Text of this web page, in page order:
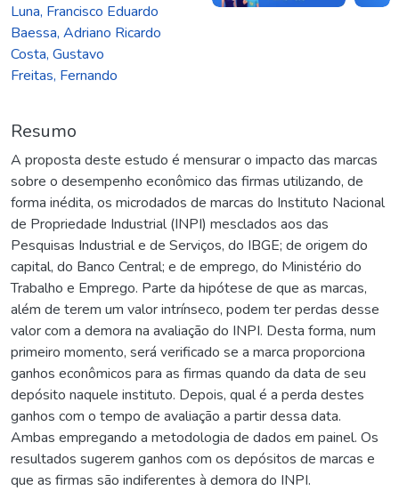
Luna, Francisco Eduardo
Baessa, Adriano Ricardo
Costa, Gustavo
Freitas, Fernando
Resumo
A proposta deste estudo é mensurar o impacto das marcas
sobre o desempenho econômico das firmas utilizando, de
forma inédita, os microdados de marcas do Instituto Nacional
de Propriedade Industrial (INPI) mesclados aos das
Pesquisas Industrial e de Serviços, do IBGE; de origem do
capital, do Banco Central; e de emprego, do Ministério do
Trabalho e Emprego. Parte da hipótese de que as marcas,
além de terem um valor intrínseco, podem ter perdas desse
valor com a demora na avaliação do INPI. Desta forma, num
primeiro momento, será verificado se a marca proporciona
ganhos econômicos para as firmas quando da data de seu
depósito naquele instituto. Depois, qual é a perda destes
ganhos com o tempo de avaliação a partir dessa data.
Ambas empregando a metodologia de dados em painel. Os
resultados sugerem ganhos com os depósitos de marcas e
que as firmas são indiferentes à demora do INPI.